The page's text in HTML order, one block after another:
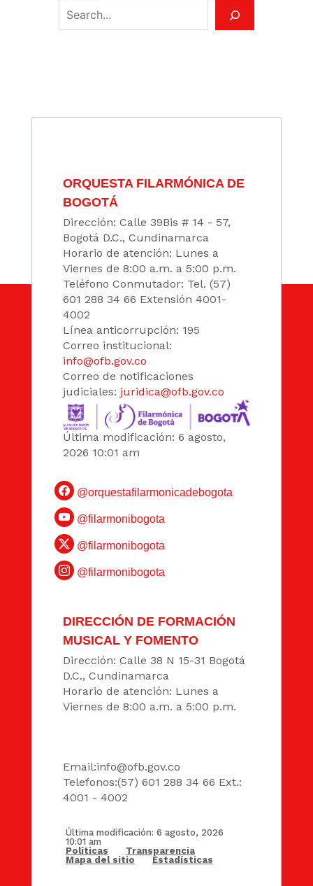
ORQUESTA FILARMÓNICA DE
BOGOTÁ
Dirección: Calle 39Bis # 14 - 57,
Bogotá D.C., Cundinamarca
Horario de atención: Lunes a
Viernes de 8:00 a.m. a 5:00 p.m.
Teléfono Conmutador: Tel. (57)
601 288 34 66 Extensión 4001-
4002
Línea anticorrupción: 195
Correo institucional:
info@ofb.gov.co
Correo de notificaciones
judiciales: juridica@ofb.gov.co
Última modificación: 6 agosto,
2026 10:01 am
@orquestafilarmonicadebogota
@filarmonibogota
@filarmonibogota
@filarmonibogota
DIRECCIÓN DE FORMACIÓN
MUSICAL Y FOMENTO
Dirección: Calle 38 N 15-31 Bogotá
D.C., Cundinamarca
Horario de atención: Lunes a
Viernes de 8:00 a.m. a 5:00 p.m.
Email:info@ofb.gov.co
Telefonos:(57) 601 288 34 66 Ext.:
4001 - 4002
Última modificación: 6 agosto, 2026
10:01 am
Políticas
Transparencia
Mapa del sitio
Estadísticas